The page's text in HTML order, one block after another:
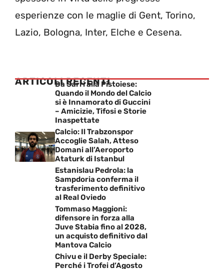
esperienze con le maglie di Gent, Torino,
Lazio, Bologna, Inter, Elche e Cesena.
ARTICOLI RECENTI
Da Sarri alla Pistoiese:
Quando il Mondo del Calcio
si è Innamorato di Guccini
– Amicizie, Tifosi e Storie
Inaspettate
Calcio: Il Trabzonspor
Accoglie Salah, Atteso
Domani all’Aeroporto
Ataturk di Istanbul
Estanislau Pedrola: la
Sampdoria conferma il
trasferimento definitivo
al Real Oviedo
Tommaso Maggioni:
difensore in forza alla
Juve Stabia fino al 2028,
un acquisto definitivo dal
Mantova Calcio
Chivu e il Derby Speciale:
Perché i Trofei d’Agosto